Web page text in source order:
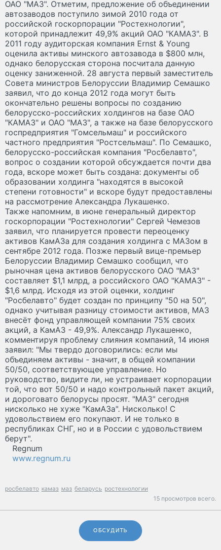
ОАО "МАЗ". Отметим, предложение об объединении
автозаводов поступило зимой 2010 года от
российской госкорпорации "Ростехнологии",
которой принадлежит 49,9% акций ОАО "КАМАЗ". В
2011 году аудиторская компания Ernst & Young
оценила активы минского автозавода в $800 млн,
однако белорусская сторона посчитала данную
оценку заниженной. 28 августа первый заместитель
Совета министров Белоруссии Владимир Семашко
заявил, что до конца 2012 года могут быть
окончательно решены вопросы по созданию
белорусско-российских холдингов на базе ОАО
"КАМАЗ" и ОАО "МАЗ", а также на базе белорусского
госпредприятия "Гомсельмаш" и российского
частного предприятия "Ростсельмаш". По Семашко,
белорусско-российская компания "Росбелавто",
вопрос о создании которой обсуждается почти два
года, вскоре может быть создана: документы об
образовании холдинга "находятся в высокой
степени готовности" и вскоре будут предоставлены
на рассмотрение Александра Лукашенко.
Также напомним, в июне генеральный директор
госкорпорации "Ростехнологии" Сергей Чемезов
заявил, что планируется провести переоценку
активов КамАЗа для создания холдинга с МАЗом в
сентябре 2012 года. Позже первый вице-премьер
Белоруссии Владимир Семашко сообщил, что
рыночная цена активов белорусского ОАО "МАЗ"
составляет $1,1 млрд, а российского ОАО "КАМАЗ" -
$1,6 млрд. Исходя из этой оценки, холдинг
"Росбелавто" будет создан по принципу "50 на 50",
однако учитывая разницу стоимости активов, МАЗ
внесёт фонд управляющей компании 75% своих
акций, а КамАЗ - 49,9%. Александр Лукашенко,
комментируя проблему слияния компаний, 14 июня
заявил: "Мы твердо договорились: если мы
объединяем активы - значит, в общей компании
50/50, соответствующее управление. Но
руководство, видите ли, не устраивает корпорации
той, что вот 50/50 и надо контрольный пакет акций,
и дороговато белорусы просят. "МАЗ" сегодня
нисколько не хуже "КамАЗа". Нисколько! С
удовольствием его покупают. И не только в
республиках СНГ, но и в России с удовольствием
берут".
Regnum
www.regnum.ru
росбелавто камаз маз беларусь ростехнологии
15 просмотров всего.
ОБСУДИТЬ